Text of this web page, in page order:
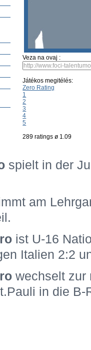
Veza na ovaj :
Játékos megitélés:
Zero Rating
1
2
3
4
5
289 ratings ø 1.09
spielt in der
am
ist U-16
Italien 2:2
wechselt zur
in die